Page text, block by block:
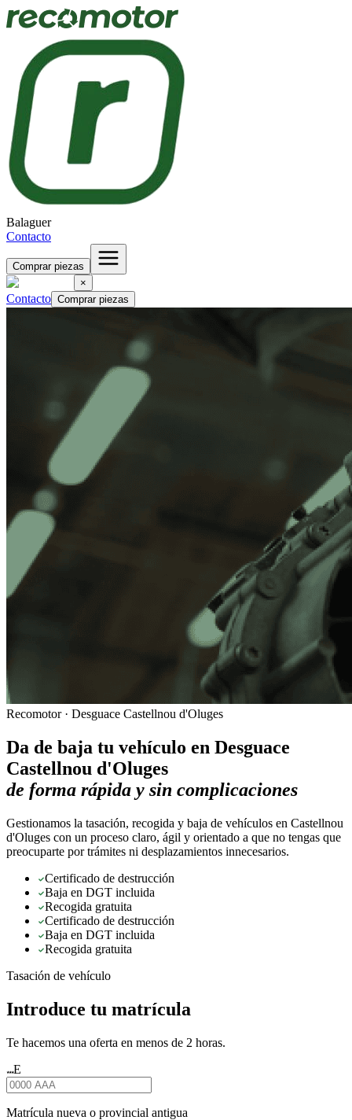
Balaguer
Contacto
Comprar piezas
×
Contacto Comprar piezas
Recomotor · Desguace Castellnou d'Oluges
Da de baja tu vehículo en Desguace
Castellnou d'Oluges
de forma rápida y sin complicaciones
Gestionamos la tasación, recogida y baja de vehículos en Castellnou
d'Oluges con un proceso claro, ágil y orientado a que no tengas que
preocuparte por trámites ni desplazamientos innecesarios.
Certificado de destrucción
Baja en DGT incluida
Recogida gratuita
Certificado de destrucción
Baja en DGT incluida
Recogida gratuita
Tasación de vehículo
Introduce tu matrícula
Te hacemos una oferta en menos de 2 horas.
★★★E
Matrícula nueva o provincial antigua